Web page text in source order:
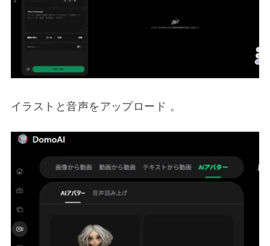
イラストと音声をアップロード 。